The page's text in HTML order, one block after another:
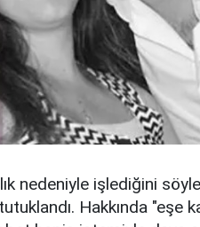
nedeniyle işlediğini
Hakkında "eşe